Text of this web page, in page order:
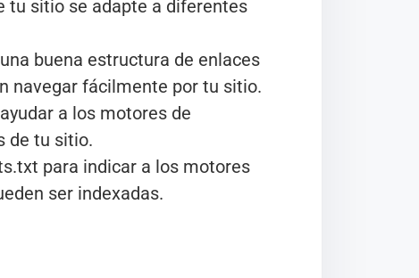
tu sitio se adapte a diferentes
buena estructura de enlaces
navegar fácilmente por tu sitio.
a los motores de
de tu sitio.
para indicar a los motores
ser indexadas.